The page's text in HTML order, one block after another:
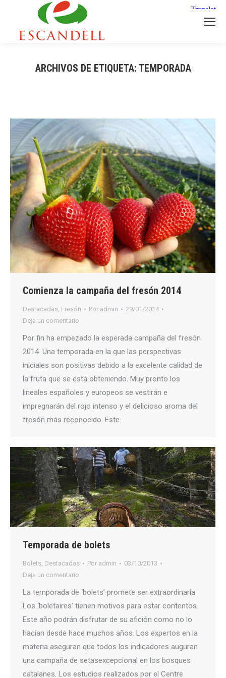
ARCHIVOS DE ETIQUETA: TEMPORADA
Comienza la campaña del fresón 2014
Destacadas, Fresón Por admin
29/01/2014
Deja un comentario
Por fin ha empezado la esperada campaña del fresón
2014. Una temporada en la que las perspectivas
iniciales son positivas debido a la excelente calidad de
la fruta que se está obteniendo. Muy pronto los
lineales españoles y europeos se vestirán e
impregnarán del rojo intenso y el delicioso aroma del
fresón más reconocido. Este…
Temporada de bolets
Bolets, Destacadas Por admin
03/10/2013
Deja un comentario
La temporada de ‘bolets’ promete ser extraordinaria
Los ‘boletaires’ tienen motivos para estar contentos.
Este año podrán disfrutar de su afición como no lo
hacían desde hace muchos años. Los expertos en la
materia aseguran que todos los indicadores auguran
una campaña de setasexcepcional en los bosques
catalanes. Los estudios realizados por el Centre